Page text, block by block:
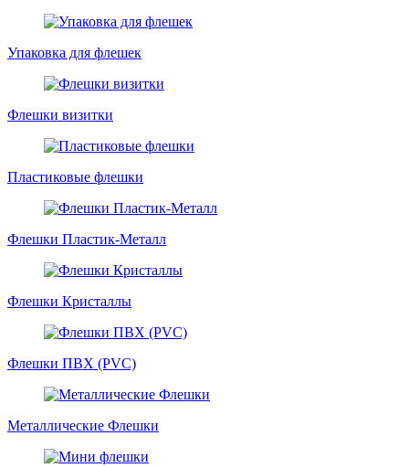
Упаковка для флешек
Флешки визитки
Пластиковые флешки
Флешки Пластик-Металл
Флешки Кристаллы
Флешки ПВХ (PVC)
Металлические Флешки